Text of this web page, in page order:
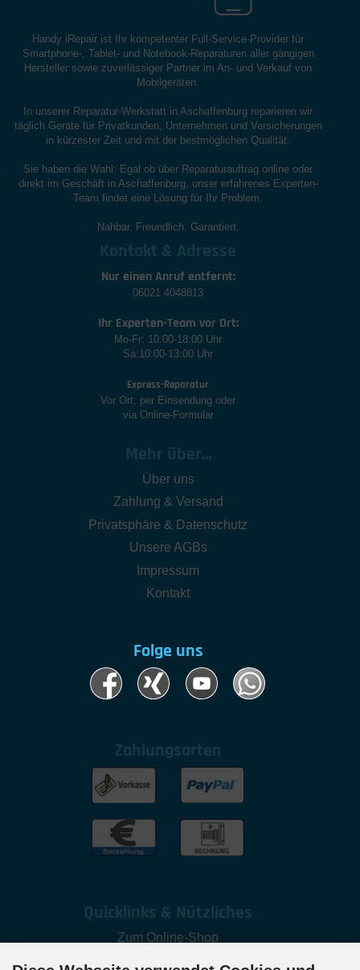
Handy iRepair ist Ihr kompetenter Full-Service-Provider für
Smartphone-, Tablet- und Notebook-Reparaturen aller gängigen
Hersteller sowie zuverlässiger Partner im An- und Verkauf von
Mobilgeräten.
In unserer Reparatur-Werkstatt in Aschaffenburg reparieren wir
täglich Geräte für Privatkunden, Unternehmen und Versicherungen
in kürzester Zeit und mit der bestmöglichen Qualität.
Sie haben die Wahl: Egal ob über Reparaturauftrag online oder
direkt im Geschäft in Aschaffenburg, unser erfahrenes Experten-
Team findet eine Lösung für Ihr Problem.
Nahbar. Freundlich. Garantiert.
Kontakt & Adresse
Nur einen Anruf entfernt:
06021 4048813
Ihr Experten-Team vor Ort:
Mo-Fr: 10:00-18:00 Uhr
Sa:10:00-13:00 Uhr
Express-Reparatur
Vor Ort, per Einsendung oder
via Online-Formular
Mehr über...
Über uns
Zahlung & Versand
Privatsphäre & Datenschutz
Unsere AGBs
Impressum
Kontakt
Folge uns
Zahlungsarten
Quicklinks & Nützliches
Zum Online-Shop